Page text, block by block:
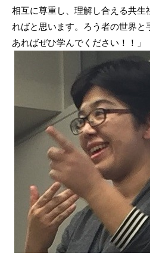
相互に尊重し、理解し合える共生
ればと思います。ろう者の世界と
あればぜひ学んでください！！」